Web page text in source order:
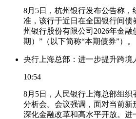
8月5日，杭州银行发布公告称，
准，该行于近日在全国银行间债
州银行股份有限公司2026年金融
期）”（以下简称“本期债券”）。
央行上海总部：进一步提升跨境
10:54
8月5日，人民银行上海总部组织
分析会。会议强调，面对当前新
深化金融改革和高水平开放。进